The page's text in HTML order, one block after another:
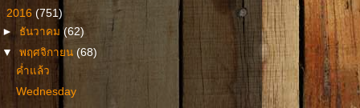
2016 (751)
► ธันวาคม(62)
▼พฤศจิกายน(68)
ค่ำแล้ว
Wednesday